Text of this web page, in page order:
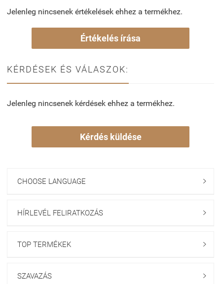
Jelenleg nincsenek értékelések ehhez a termékhez.
Értékelés írása
KÉRDÉSEK ÉS VÁLASZOK:
Jelenleg nincsenek kérdések ehhez a termékhez.
Kérdés küldése
CHOOSE LANGUAGE 
HÍRLEVÉL FELIRATKOZÁS 
TOP TERMÉKEK 
SZAVAZÁS 